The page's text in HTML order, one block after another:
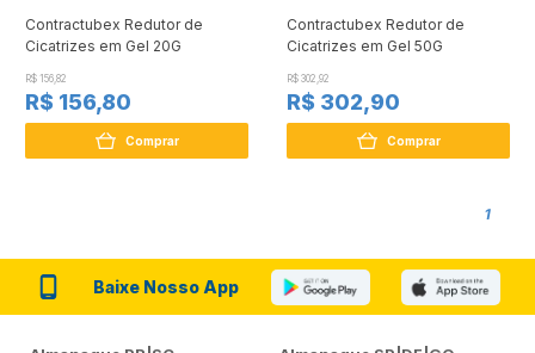
Contractubex Redutor de
Cicatrizes em Gel 20G
R$ 156,82
R$ 156,80
Comprar
Contractubex Redutor de
Cicatrizes em Gel 50G
R$ 302,92
R$ 302,90
Comprar
1
Baixe Nosso App